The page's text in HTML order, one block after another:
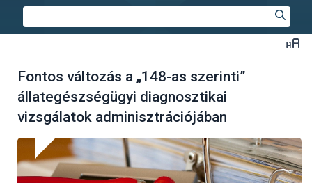
Fontos változás a „148-as szerinti”
állategészségügyi diagnosztikai
vizsgálatok adminisztrációjában